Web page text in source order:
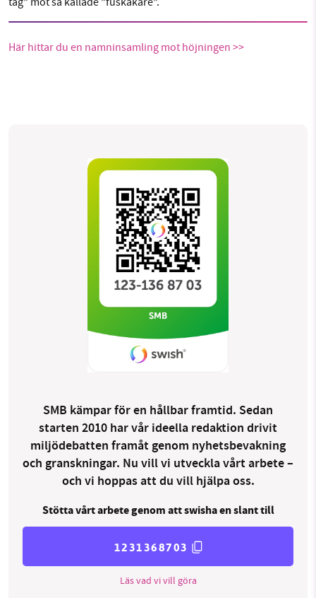
Här hittar du en namninsamling mot höjningen >>
SMB kämpar för en hållbar framtid. Sedan
starten 2010 har vår ideella redaktion drivit
miljödebatten framåt genom nyhetsbevakning
och granskningar. Nu vill vi utveckla vårt arbete –
och vi hoppas att du vill hjälpa oss.
Stötta vårt arbete genom att swisha en slant till
1231368703
Läs vad vi vill göra